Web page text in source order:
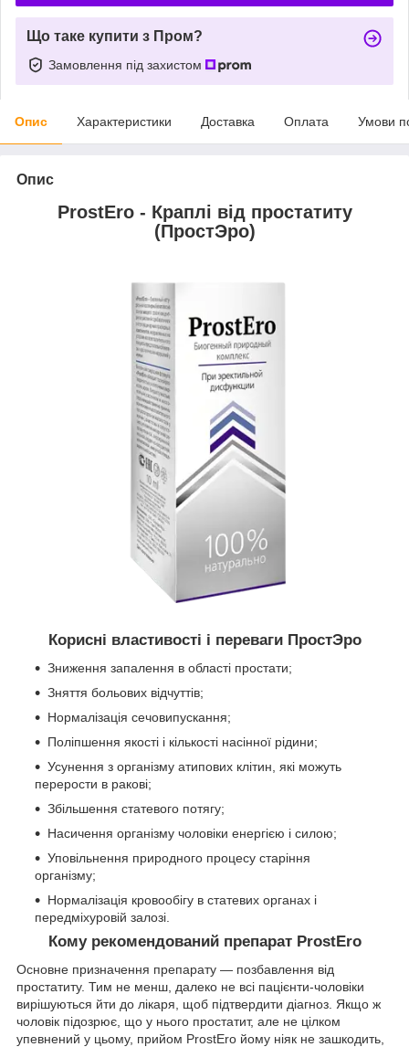
Що таке купити з Пром?
Замовлення під захистом
Опис Характеристики Доставка Оплата Умови
Опис
ProstEro - Краплі від простатиту
(ПростЭро)
Корисні властивості і переваги ПростЭро
Зниження запалення в області простати;
Зняття больових відчуттів;
Нормалізація сечовипускання;
Поліпшення якості і кількості насінної рідини;
Усунення з організму атипових клітин, які можуть
перерости в ракові;
Збільшення статевого потягу;
Насичення організму чоловіки енергією і силою;
Уповільнення природного процесу старіння
організму;
Нормалізація кровообігу в статевих органах і
передміхуровій залозі.
Кому рекомендований препарат ProstEro
Основне призначення препарату — позбавлення від
простатиту. Тим не менш, далеко не всі пацієнти-чоловіки
вирішуються йти до лікаря, щоб підтвердити діагноз. Якщо ж
чоловік підозрює, що у нього простатит, але не цілком
упевнений у цьому, прийом ProstEro йому ніяк не зашкодить,